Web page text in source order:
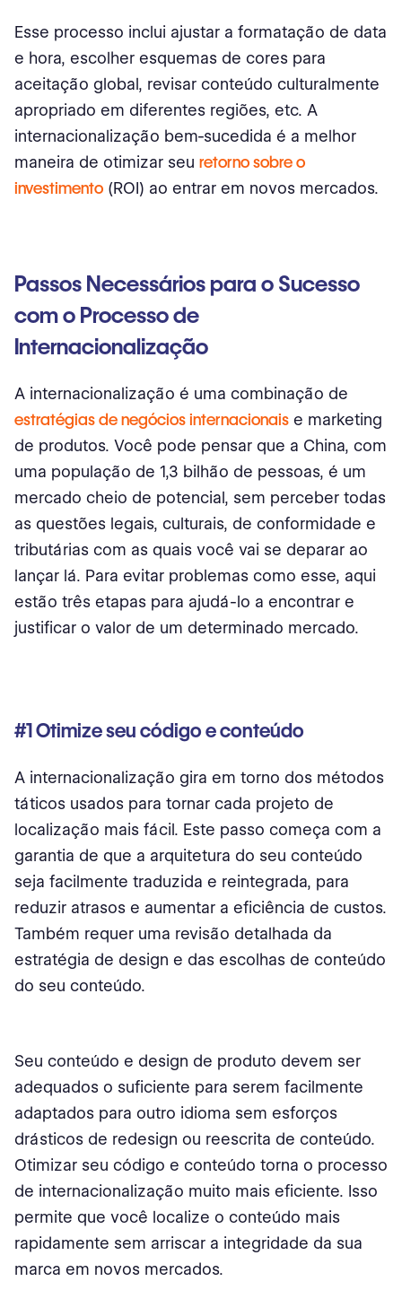
Esse processo inclui ajustar a formatação de data
e hora, escolher esquemas de cores para
aceitação global, revisar conteúdo culturalmente
apropriado em diferentes regiões, etc. A
internacionalização bem-sucedida é a melhor
maneira de otimizar seu retorno sobre o
investimento (ROI) ao entrar em novos mercados.
Passos Necessários para o Sucesso
com o Processo de
Internacionalização
A internacionalização é uma combinação de
estratégias de negócios internacionais e marketing
de produtos. Você pode pensar que a China, com
uma população de 1,3 bilhão de pessoas, é um
mercado cheio de potencial, sem perceber todas
as questões legais, culturais, de conformidade e
tributárias com as quais você vai se deparar ao
lançar lá. Para evitar problemas como esse, aqui
estão três etapas para ajudá-lo a encontrar e
justificar o valor de um determinado mercado.
#1 Otimize seu código e conteúdo
A internacionalização gira em torno dos métodos
táticos usados para tornar cada projeto de
localização mais fácil. Este passo começa com a
garantia de que a arquitetura do seu conteúdo
seja facilmente traduzida e reintegrada, para
reduzir atrasos e aumentar a eficiência de custos.
Também requer uma revisão detalhada da
estratégia de design e das escolhas de conteúdo
do seu conteúdo.
Seu conteúdo e design de produto devem ser
adequados o suficiente para serem facilmente
adaptados para outro idioma sem esforços
drásticos de redesign ou reescrita de conteúdo.
Otimizar seu código e conteúdo torna o processo
de internacionalização muito mais eficiente. Isso
permite que você localize o conteúdo mais
rapidamente sem arriscar a integridade da sua
marca em novos mercados.